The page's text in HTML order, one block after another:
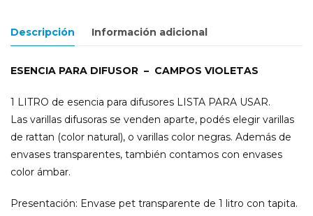
Descripción Información adicional
ESENCIA PARA DIFUSOR – CAMPOS VIOLETAS
1 LITRO de esencia para difusores LISTA PARA USAR.
Las varillas difusoras se venden aparte, podés elegir varillas
de rattan (color natural), o varillas color negras. Además de
envases transparentes, también contamos con envases
color ámbar.
Presentación: Envase pet transparente de 1 litro con tapita.